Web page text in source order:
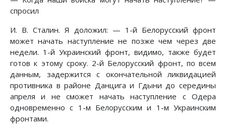
спросил
И. В. Сталин. Я доложил: — 1-й Белорусский фронт
может начать наступление не позже чем через две
недели. 1-й Украинский фронт, видимо, также будет
готов к этому сроку. 2-й Белорусский фронт, по всем
данным, задержится с окончательной ликвидацией
противника в районе Данцига и Гдыни до середины
апреля и не сможет начать наступление с Одера
одновременно с 1-м Белорусским и 1-м Украинским
фронтами.